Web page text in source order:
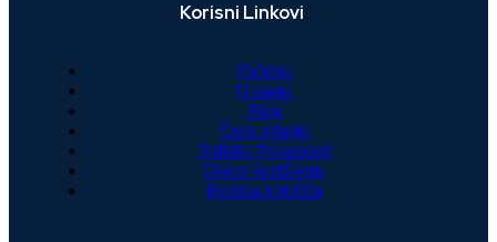
Korisni Linkovi
Početna
O nama
Blog
Česta pitanja
Politika Privatnosti
Uslovi korišćenja
Politika kolačića